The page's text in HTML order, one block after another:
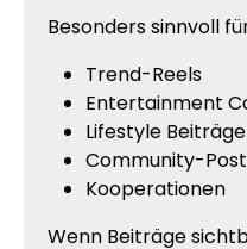
Besonders sinnvoll
Trend-Reels
Entertainment
Lifestyle Beiträge
Community-
Kooperationen
Wenn Beiträge